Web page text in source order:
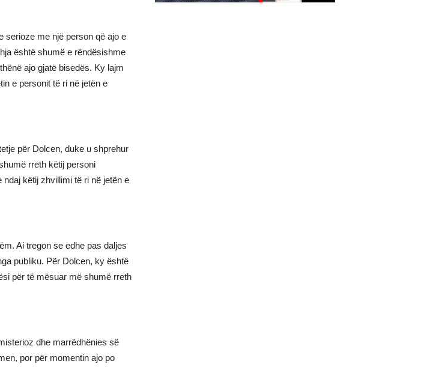
serioze me një person që ajo e
është shumë e rëndësishme
ajo gjatë bisedës. Ky lajm
e personit të ri në jetën e
për Dolcen, duke u shprehur
rreth këtij personi
këtij zhvillimi të ri në jetën e
Ai tregon se edhe pas daljes
publiku. Për Dolcen, ky është
për të mësuar më shumë rreth
dhe marrëdhënies së
por për momentin ajo po